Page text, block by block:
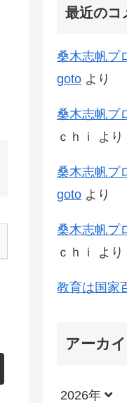
最近のコ
桑木志帆プ
goto より
桑木志帆プ
ｃｈｉ
より
桑木志帆プ
goto より
桑木志帆プ
ｃｈｉ
より
教育は国家
アーカ
2026年